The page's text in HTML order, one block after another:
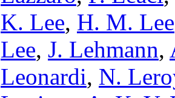
K. Lee, H. M. Lee
Lee, J. Lehmann,
Leonardi, N.